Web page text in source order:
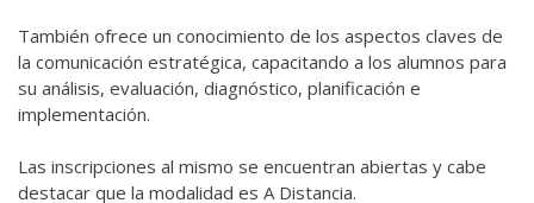
También ofrece un conocimiento de los aspectos claves de
la comunicación estratégica, capacitando a los alumnos para
su análisis, evaluación, diagnóstico, planificación e
implementación.
Las inscripciones al mismo se encuentran abiertas y cabe
destacar que la modalidad es A Distancia.